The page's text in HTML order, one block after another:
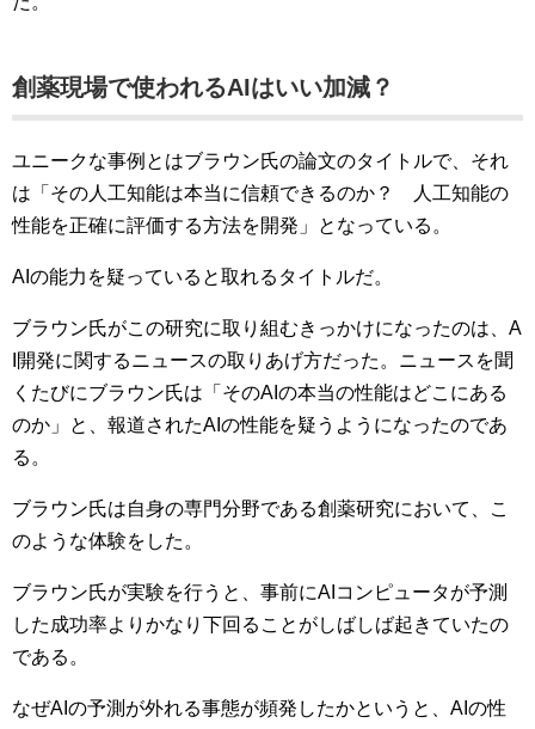
創薬現場で使われるAIはいい加減？
ユニークな事例とはブラウン氏の論文のタイトルで、それ
は「その人工知能は本当に信頼できるのか？ 人工知能の
性能を正確に評価する方法を開発」となっている。
AIの能力を疑っていると取れるタイトルだ。
ブラウン氏がこの研究に取り組むきっかけになったのは、A
I開発に関するニュースの取りあげ方だった。ニュースを聞
くたびにブラウン氏は「そのAIの本当の性能はどこにある
のか」と、報道されたAIの性能を疑うようになったのであ
る。
ブラウン氏は自身の専門分野である創薬研究において、こ
のような体験をした。
ブラウン氏が実験を行うと、事前にAIコンピュータが予測
した成功率よりかなり下回ることがしばしば起きていたの
である。
なぜAIの予測が外れる事態が頻発したかというと、AIの性